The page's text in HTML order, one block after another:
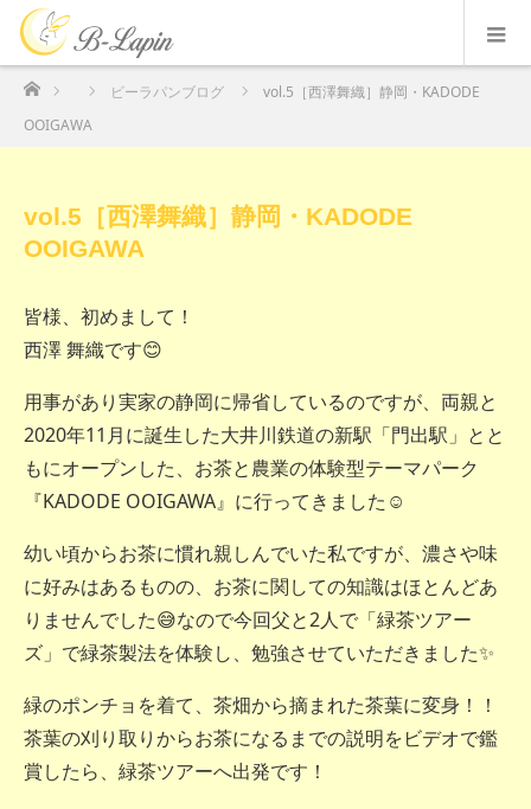
ホーム ビーラパンブログ
vol.5［西澤舞織］静岡・KADODE
OOIGAWA
vol.5［西澤舞織］静岡・KADODE
OOIGAWA
皆様、初めまして！
西澤 舞織です😊
用事があり実家の静岡に帰省しているのですが、両親と
2020年11月に誕生した大井川鉄道の新駅「門出駅」とと
もにオープンした、お茶と農業の体験型テーマパーク
『KADODE OOIGAWA』に行ってきました☺️
幼い頃からお茶に慣れ親しんでいた私ですが、濃さや味
に好みはあるものの、お茶に関しての知識はほとんどあ
りませんでした😅なので今回父と2人で「緑茶ツアー
ズ」で緑茶製法を体験し、勉強させていただきました✨
緑のポンチョを着て、茶畑から摘まれた茶葉に変身！！
茶葉の刈り取りからお茶になるまでの説明をビデオで鑑
賞したら、緑茶ツアーへ出発です！